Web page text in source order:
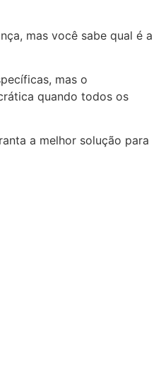
mas você sabe qual é a
mas o
quando todos os
a melhor solução para